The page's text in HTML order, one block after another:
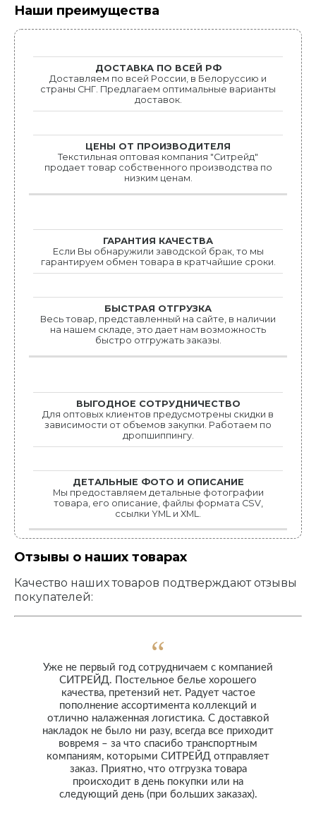
Наши преимущества
ДОСТАВКА ПО ВСЕЙ РФ
Доставляем по всей России, в Белоруссию и
страны СНГ. Предлагаем оптимальные варианты
доставок.
ЦЕНЫ ОТ ПРОИЗВОДИТЕЛЯ
Текстильная оптовая компания "Ситрейд"
продает товар собственного производства по
низким ценам.
ГАРАНТИЯ КАЧЕСТВА
Если Bы обнаружили заводской брак, то мы
гарантируем обмен товара в кратчайшие сроки.
БЫСТРАЯ ОТГРУЗКА
Весь товар, представленный на сайте, в наличии
на нашем складе, это дает нам возможность
быстро отгружать заказы.
ВЫГОДНОЕ СОТРУДНИЧЕСТВО
Для оптовых клиентов предусмотрены скидки в
зависимости от объемов закупки. Работаем по
дропшиппингу.
ДЕТАЛЬНЫЕ ФОТО И ОПИСАНИЕ
Мы предоставляем детальные фотографии
товара, его описание, файлы формата CSV,
ссылки YML и XML.
Отзывы о наших товарах
Качество наших товаров подтверждают отзывы
покупателей:
Уже не первый год сотрудничаем с компанией
СИТРЕЙД. Постельное белье хорошего
качества, претензий нет. Радует частое
пополнение ассортимента коллекций и
отлично налаженная логистика. С доставкой
накладок не было ни разу, всегда все приходит
вовремя – за что спасибо транспортным
компаниям, которыми СИТРЕЙД отправляет
заказ. Приятно, что отгрузка товара
происходит в день покупки или на
следующий день (при больших заказах).